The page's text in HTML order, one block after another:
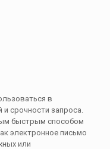
в
и срочности запроса.
быстрым способом
электронное письмо
или